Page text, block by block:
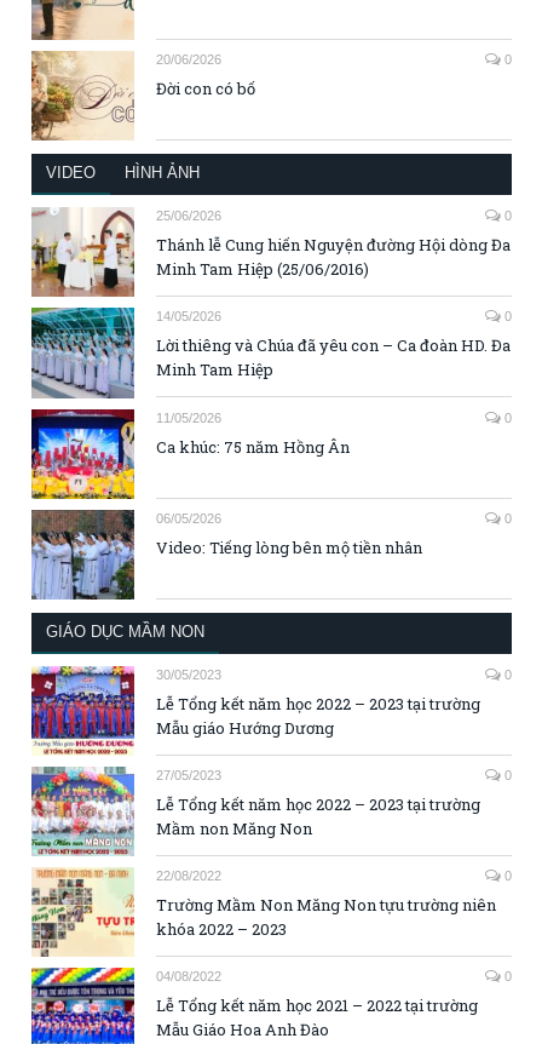
20/06/2026 0
Đời con có bố
VIDEO HÌNH ẢNH
25/06/2026 0
Thánh lễ Cung hiến Nguyện đường Hội dòng Đa
Minh Tam Hiệp (25/06/2016)
14/05/2026 0
Lời thiêng và Chúa đã yêu con – Ca đoàn HD. Đa
Minh Tam Hiệp
11/05/2026 0
Ca khúc: 75 năm Hồng Ân
06/05/2026 0
Video: Tiếng lòng bên mộ tiền nhân
GIÁO DỤC MẦM NON
30/05/2023 0
Lễ Tổng kết năm học 2022 – 2023 tại trường
Mẫu giáo Hướng Dương
27/05/2023 0
Lễ Tổng kết năm học 2022 – 2023 tại trường
Mầm non Măng Non
22/08/2022 0
Trường Mầm Non Măng Non tựu trường niên
khóa 2022 – 2023
04/08/2022 0
Lễ Tổng kết năm học 2021 – 2022 tại trường
Mẫu Giáo Hoa Anh Đào